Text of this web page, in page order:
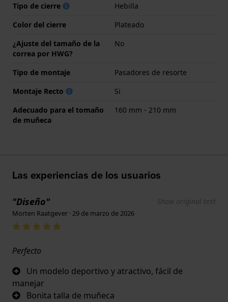
Tipo de cierre
Hebilla
Color del cierre
Plateado
¿Ajuste del tamaño de la
correa por HWG?
No
Tipo de montaje
Pasadores de resorte
Montaje Recto
Si
Adecuado para el tomaño
de muñeca
160 mm - 210 mm
Las experiencias de los usuarios
"Diseño" Show original text
Morten Raatgever · 29 de marzo de 2026
Perfecto
Un modelo deportivo y atractivo, fácil de
manejar
Bonita talla de muñeca